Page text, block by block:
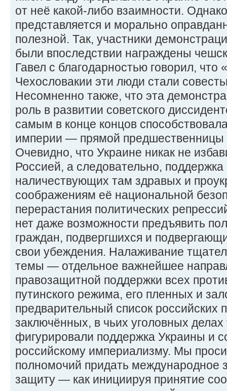
от неё какой-либо взаимности.
представляется и морально
полезной. Так, участники
были впоследствии награждены
Гавел с благодарностью говорил, что
Чехословакии эти люди стали
Несомненно также, что эта
роль в развитии советского
самым в конце концов
империи — прямой предшественницы
Очевидно, что Украине никак не
Россией, а следовательно,
наличествующих там здравых и
соображениям её национальной
перерастания политических
нет даже возможности предъявить
граждан, подвергшихся и
свои убеждения. Налаживание
темы — отдельное важнейшее
правозащитной поддержки всех
путинского режима, его пленных и
предварительный список российских
заключённых, в чьих уголовных
фигурировали поддержка Украины и
российскому империализму. Мы
полномочий придать международное
защиту — как инициируя принятие